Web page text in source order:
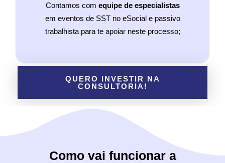
Contamos com equipe de especialistas
em eventos de SST no eSocial e passivo
trabalhista para te apoiar neste processo;
QUERO INVESTIR NA
CONSULTORIA!
Como vai funcionar a